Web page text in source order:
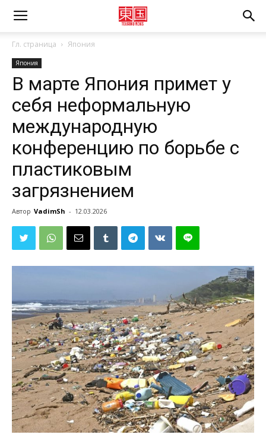
Гл. страница Япония
Япония
В марте Япония примет у
себя неформальную
международную
конференцию по борьбе с
пластиковым
загрязнением
Автор VadimSh - 12.03.2026